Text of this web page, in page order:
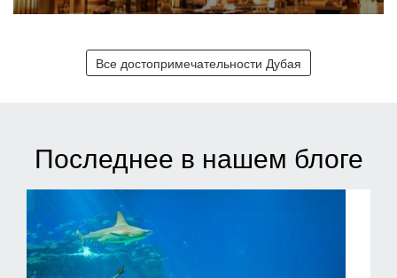
Все достопримечательности Дубая
Последнее в нашем блоге